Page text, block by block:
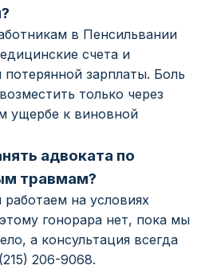
в Пенсильвании
счета и
зарплаты. Боль
только через
ущербе к виновной
адвоката по
травмам?
на условиях
гонорара нет, пока мы
а консультация всегда
206-9068.